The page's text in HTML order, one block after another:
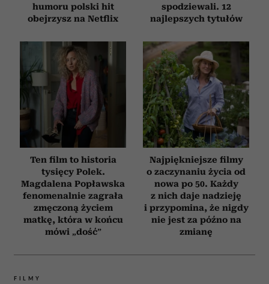
humoru polski hit
obejrzysz na Netflix
spodziewali. 12
najlepszych tytułów
Ten film to historia
tysięcy Polek.
Magdalena Popławska
fenomenalnie zagrała
zmęczoną życiem
matkę, która w końcu
mówi „dość”
Najpiękniejsze filmy
o zaczynaniu życia od
nowa po 50. Każdy
z nich daje nadzieję
i przypomina, że nigdy
nie jest za późno na
zmianę
FILMY